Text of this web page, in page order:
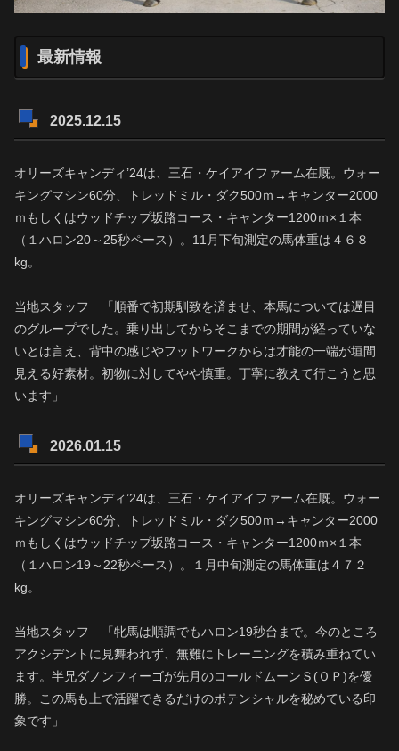
最新情報
2025.12.15
オリーズキャンディ’24は、三石・ケイアイファーム在厩。ウォー
キングマシン60分、トレッドミル・ダク500ｍ→キャンター2000
ｍもしくはウッドチップ坂路コース・キャンター1200ｍ×１本
（１ハロン20～25秒ペース）。11月下旬測定の馬体重は４６８
kg。
当地スタッフ 「順番で初期馴致を済ませ、本馬については遅目
のグループでした。乗り出してからそこまでの期間が経っていな
いとは言え、背中の感じやフットワークからは才能の一端が垣間
見える好素材。初物に対してやや慎重。丁寧に教えて行こうと思
います」
2026.01.15
オリーズキャンディ’24は、三石・ケイアイファーム在厩。ウォー
キングマシン60分、トレッドミル・ダク500ｍ→キャンター2000
ｍもしくはウッドチップ坂路コース・キャンター1200ｍ×１本
（１ハロン19～22秒ペース）。１月中旬測定の馬体重は４７２
kg。
当地スタッフ 「牝馬は順調でもハロン19秒台まで。今のところ
アクシデントに見舞われず、無難にトレーニングを積み重ねてい
ます。半兄ダノンフィーゴが先月のコールドムーンＳ(ＯＰ)を優
勝。この馬も上で活躍できるだけのポテンシャルを秘めている印
象です」